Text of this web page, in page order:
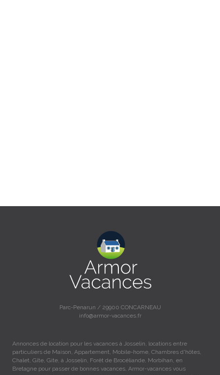
Parc-Penarun / 29900 CONCARNEAU
info@armor-vacances.fr
Annonces de location pour les vacances à Josselin, locations entre
particuliers de Maison, Appartement, Mobile-home, Chambres d'hôtes,
Chalet, Gîte, Gite, à Josselin, Forêt de Brocéliande, Morbihan, en
Bretagne pour passer de bonnes vacances, Armor-vacances vous